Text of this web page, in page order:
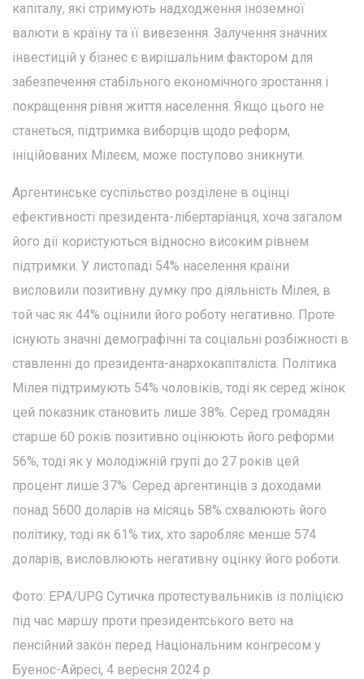
капіталу, які стримують надходження іноземної
валюти в країну та її вивезення. Залучення значних
інвестицій у бізнес є вирішальним фактором для
забезпечення стабільного економічного зростання і
покращення рівня життя населення. Якщо цього не
станеться, підтримка виборців щодо реформ,
ініційованих Мілеєм, може поступово зникнути.
Аргентинське суспільство розділене в оцінці
ефективності президента-лібертаріанця, хоча загалом
його дії користуються відносно високим рівнем
підтримки. У листопаді 54% населення країни
висловили позитивну думку про діяльність Мілея, в
той час як 44% оцінили його роботу негативно. Проте
існують значні демографічні та соціальні розбіжності в
ставленні до президента-анархокапіталіста. Політика
Мілея підтримують 54% чоловіків, тоді як серед жінок
цей показник становить лише 38%. Серед громадян
старше 60 років позитивно оцінюють його реформи
56%, тоді як у молодіжній групі до 27 років цей
процент лише 37%. Серед аргентинців з доходами
понад 5600 доларів на місяць 58% схвалюють його
політику, тоді як 61% тих, хто заробляє менше 574
доларів, висловлюють негативну оцінку його роботи.
Фото: EPA/UPG Сутичка протестувальників із поліцією
під час маршу проти президентського вето на
пенсійний закон перед Національним конгресом у
Буенос-Айресі, 4 вересня 2024 р.